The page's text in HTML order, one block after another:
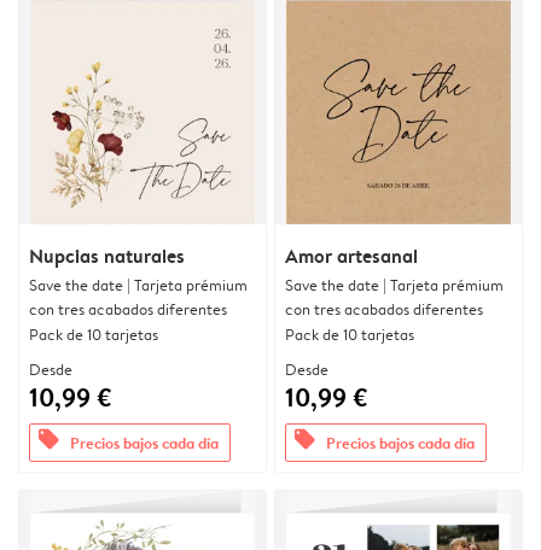
Nupcias naturales
Save the date | Tarjeta prémium
con tres acabados diferentes
Pack de 10 tarjetas
Desde
10,99 €
offers Precios bajos cada día
Amor artesanal
Save the date | Tarjeta prémium
con tres acabados diferentes
Pack de 10 tarjetas
Desde
10,99 €
offers Precios bajos cada día